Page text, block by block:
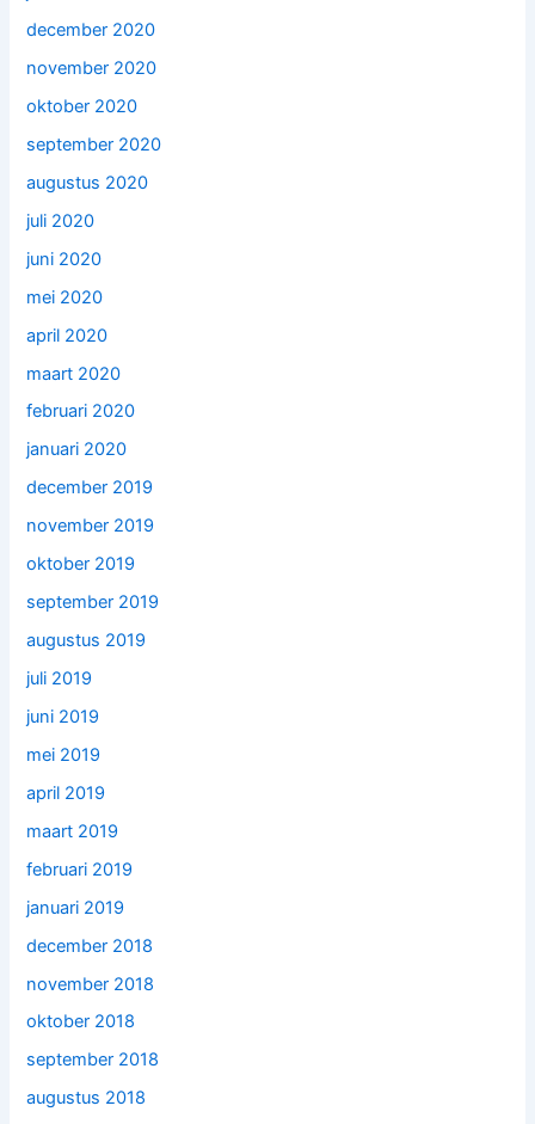
december 2020
november 2020
oktober 2020
september 2020
augustus 2020
juli 2020
juni 2020
mei 2020
april 2020
maart 2020
februari 2020
januari 2020
december 2019
november 2019
oktober 2019
september 2019
augustus 2019
juli 2019
juni 2019
mei 2019
april 2019
maart 2019
februari 2019
januari 2019
december 2018
november 2018
oktober 2018
september 2018
augustus 2018